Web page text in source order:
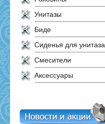
Унитазы
Биде
Сиденья для унитаза
Смесители
Аксессуары